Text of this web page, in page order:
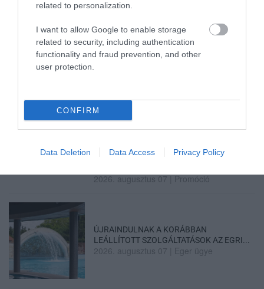
related to personalization.
I want to allow Google to enable storage
related to security, including authentication
functionality and fraud prevention, and other
user protection.
CONFIRM
Data Deletion Data Access Privacy Policy
2026. augusztus 08|Promóció
2026. augusztus 07
TANULJ NÉMETÜL OTTHONRÓL: A
2026. augusztus 07 Promóció
ÚJRAINDULNAK A KORÁBBAN
LEÁLLÍTOTT SZOLGÁLTATÁSOK AZ EGRI...
2026. augusztus 07 Eger ügye